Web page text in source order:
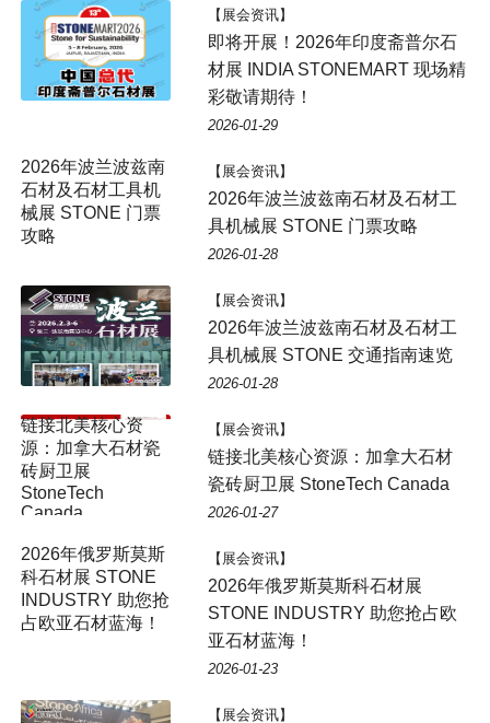
【展会资讯】
即将开展！2026年印度斋普尔石
材展 INDIA STONEMART 现场精
彩敬请期待！
2026-01-29
【展会资讯】
2026年波兰波兹南石材及石材工
具机械展 STONE 门票攻略
2026-01-28
【展会资讯】
2026年波兰波兹南石材及石材工
具机械展 STONE 交通指南速览
2026-01-28
【展会资讯】
链接北美核心资源：加拿大石材
瓷砖厨卫展 StoneTech Canada
2026-01-27
【展会资讯】
2026年俄罗斯莫斯科石材展
STONE INDUSTRY 助您抢占欧
亚石材蓝海！
2026-01-23
【展会资讯】